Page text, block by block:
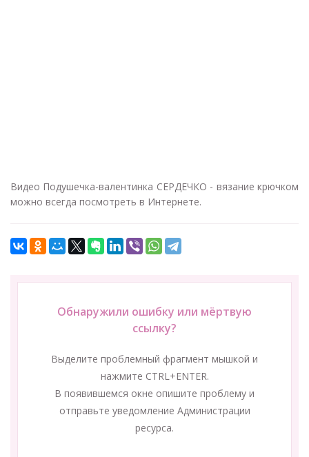
Видео Подушечка-валентинка СЕРДЕЧКО - вязание крючком
можно всегда посмотреть в Интернете.
Обнаружили ошибку или мёртвую
ссылку?
Выделите проблемный фрагмент мышкой и
нажмите CTRL+ENTER.
В появившемся окне опишите проблему и
отправьте уведомление Администрации
ресурса.